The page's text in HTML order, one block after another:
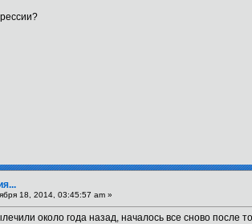
18, 2014, 03:45:57 am »
около года назад, началось все сново